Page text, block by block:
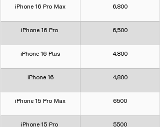
iPhone 16 Pro Max 6,800
iPhone 16 Pro 6,500
iPhone 16 Plus 4,800
iPhone 16 4,800
iPhone 15 Pro Max 6500
iPhone 15 Pro 5500